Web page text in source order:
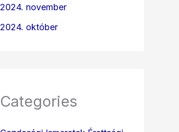
2024. november
2024. október
Categories